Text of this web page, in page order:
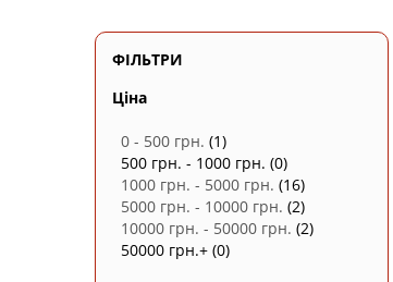
ФІЛЬТРИ
Ціна
0 - 500 грн. (1)
500 грн. - 1000 грн. (0)
1000 грн. - 5000 грн. (16)
5000 грн. - 10000 грн. (2)
10000 грн. - 50000 грн. (2)
50000 грн.+ (0)